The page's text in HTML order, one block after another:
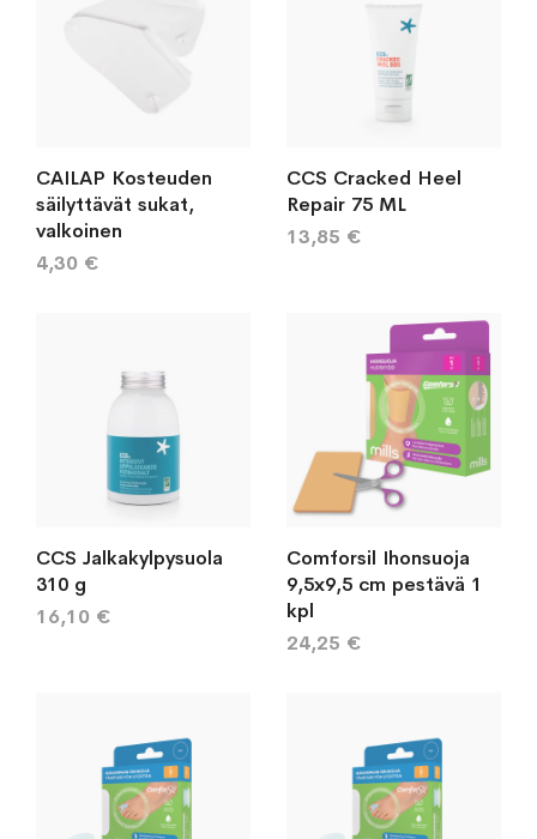
CAILAP Kosteuden
säilyttävät sukat,
valkoinen
4,30 €
CCS Cracked Heel
Repair 75 ML
13,85 €
CCS Jalkakylpysuola
310 g
16,10 €
Comforsil Ihonsuoja
9,5x9,5 cm pestävä 1
kpl
24,25 €